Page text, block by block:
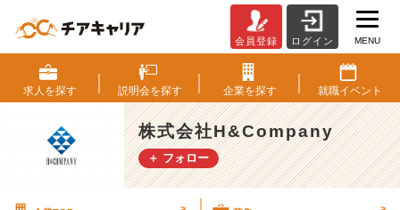
員
に
密
着！】
シ
ス
会員登録 ログイン MENU
求人を探す 説明会を探す 企業を探す 就職イベント
株式会社H&Company
＋ フォロー